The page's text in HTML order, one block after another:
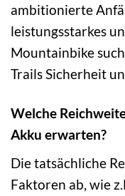
ambitionierte
leistungsstarkes
Mountainbike
Trails Sicherheit
Welche
Akku erwarten?
Die tatsächliche
Faktoren ab, wie